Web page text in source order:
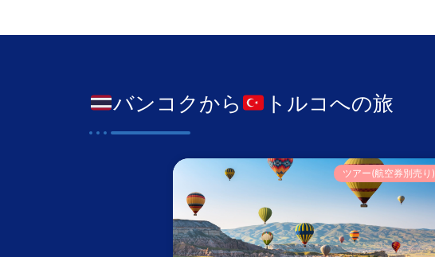
バンコクから トルコへの旅
ツアー(航空券別売り)